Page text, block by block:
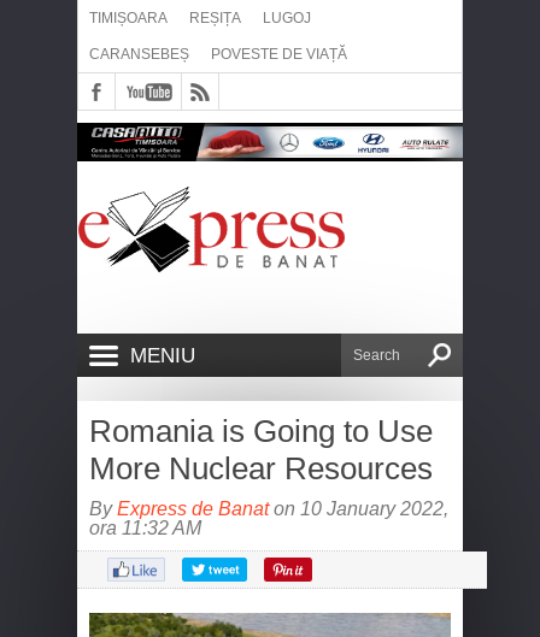
TIMIȘOARA REȘIȚA LUGOJ
CARANSEBEȘ POVESTE DE VIAȚĂ
MENIU
Romania is Going to Use
More Nuclear Resources
ByExpress de Banaton 10 January 2022,
ora 11:32 AM